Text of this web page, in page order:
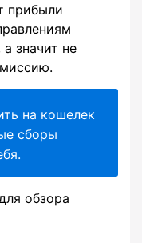
прибыли
значит не
на кошелек
сборы
обзора